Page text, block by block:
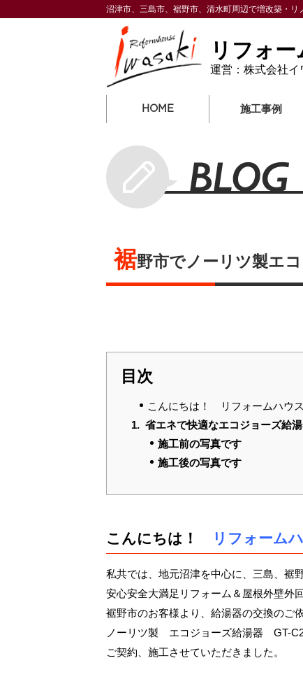
沼津市、三島市、裾野市、清水町周辺で増改築・リ
リフォ
運営：株式会社イ
HOME 施工事例
裾野市でノーリツ製エ
目次
こんにちは！ リフォームハウス
省エネで快適なエコジョーズ給
施工前の写真です
施工後の写真です
こんにちは！ リフォーム
私共では、地元沼津を中心に、三島、裾
安心安全大満足リフォーム＆屋根外壁外
裾野市のお客様より、給湯器の交換のご
ノーリツ製 エコジョーズ給湯器 GT-
ご契約、施工させていただきました。